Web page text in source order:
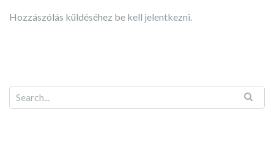
Hozzászólás küldéséhez be kell jelentkezni.